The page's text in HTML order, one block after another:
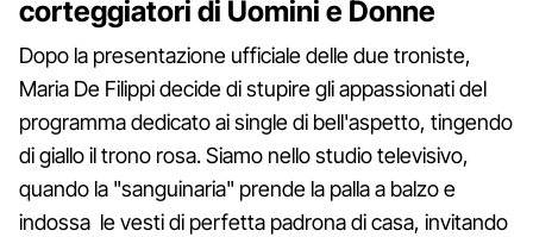
corteggiatori di Uomini e Donne
Dopo la presentazione ufficiale delle due troniste,
Maria De Filippi decide di stupire gli appassionati del
programma dedicato ai single di bell'aspetto, tingendo
di giallo il trono rosa. Siamo nello studio televisivo,
quando la "sanguinaria" prende la palla a balzo e
indossa le vesti di perfetta padrona di casa, invitando